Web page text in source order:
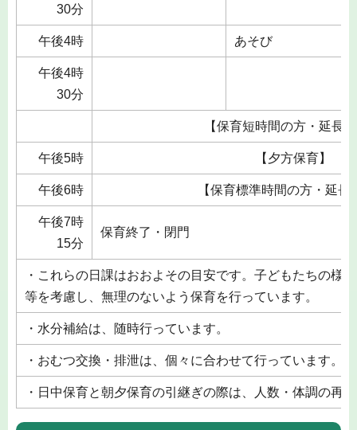
30分
午後4時 あそび
午後4時
30分
【保育短時間の方・延長
午後5時 【夕方保育】
午後6時 【保育標準時間の方・延長
午後7時
15分
保育終了・閉門
・これらの日課はおおよその目安です。子どもたちの様
等を考慮し、無理のないよう保育を行っています。
・水分補給は、随時行っています。
・おむつ交換・排泄は、個々に合わせて行っています。
・日中保育と朝夕保育の引継ぎの際は、人数・体調の再